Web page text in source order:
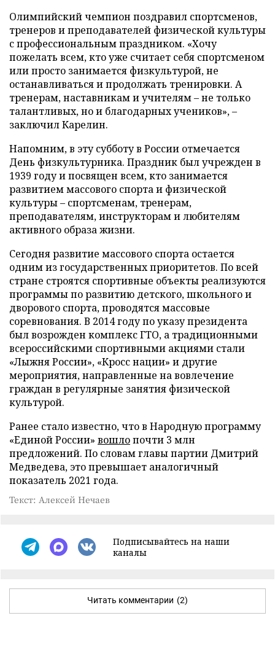
Олимпийский чемпион поздравил спортсменов,
тренеров и преподавателей физической культуры
с профессиональным праздником. «Хочу
пожелать всем, кто уже считает себя спортсменом
или просто занимается физкультурой, не
останавливаться и продолжать тренировки. А
тренерам, наставникам и учителям – не только
талантливых, но и благодарных учеников», –
заключил Карелин.
Напомним, в эту субботу в России отмечается
День физкультурника. Праздник был учрежден в
1939 году и посвящен всем, кто занимается
развитием массового спорта и физической
культуры – спортсменам, тренерам,
преподавателям, инструкторам и любителям
активного образа жизни.
Сегодня развитие массового спорта остается
одним из государственных приоритетов. По всей
стране строятся спортивные объекты реализуются
программы по развитию детского, школьного и
дворового спорта, проводятся массовые
соревнования. В 2014 году по указу президента
был возрожден комплекс ГТО, а традиционными
всероссийскими спортивными акциями стали
«Лыжня России», «Кросс нации» и другие
мероприятия, направленные на вовлечение
граждан в регулярные занятия физической
культурой.
Ранее стало известно, что в Народную программу
«Единой России» вошлопочти 3 млн
предложений. По словам главы партии Дмитрий
Медведева, это превышает аналогичный
показатель 2021 года.
Текст: Алексей Нечаев
Подписывайтесь на наши
каналы
Читать комментарии (2)